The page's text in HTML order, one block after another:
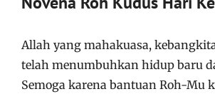
Allah yang mahakuasa,
telah menumbuhkan hidup baru
Semoga karena bantuan Roh-Mu